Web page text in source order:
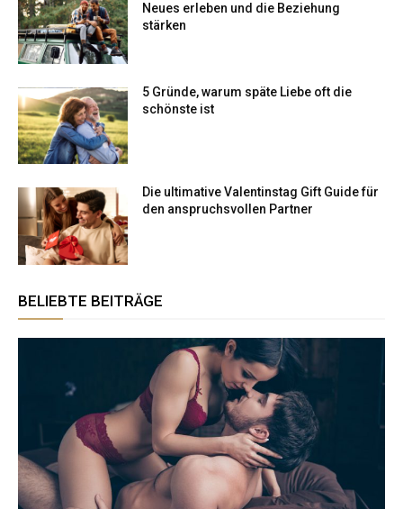
Neues erleben und die Beziehung
stärken
5 Gründe, warum späte Liebe oft die
schönste ist
Die ultimative Valentinstag Gift Guide für
den anspruchsvollen Partner
BELIEBTE BEITRÄGE